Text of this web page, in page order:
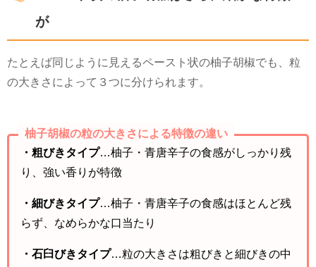
が
たとえば同じように見えるペースト状の柚子胡椒でも、粒
の大きさによって３つに分けられます。
柚子胡椒の粒の大きさによる特徴の違い
・粗びきタイプ…柚子・青唐辛子の食感がしっかり残
り、強い香りが特徴
・細びきタイプ…柚子・青唐辛子の食感はほとんど残
らず、なめらかな口当たり
・石臼びきタイプ…粒の大きさは粗びきと細びきの中